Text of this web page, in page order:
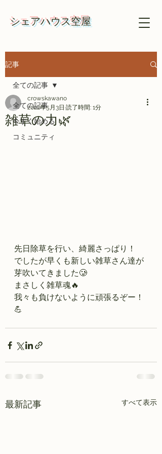
​​シェアハウス空屋
記事
全ての記事
今すぐ始める
コミュニティ
全ての記事
雑草の力🌿
crowskawano
2022年5月3日 読了時間: 1分
先日除草を行い、綺麗さっぱり！
でしたが早くも新しい雑草さん達が
芽吹いてきました🥲
まさしく雑草魂🔥
我々も負けないように頑張るぞー！
💪
最新記事 すべて表示